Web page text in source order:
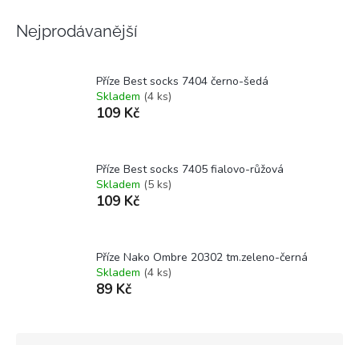
Nejprodávanější
Příze Best socks 7404 černo-šedá
Skladem (4 ks)
109 Kč
Příze Best socks 7405 fialovo-růžová
Skladem (5 ks)
109 Kč
Příze Nako Ombre 20302 tm.zeleno-černá
Skladem (4 ks)
89 Kč